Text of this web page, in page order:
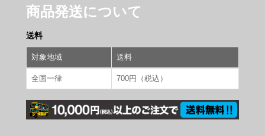
商品発送について
送料
対象地域 送料
全国一律 700円（税込）